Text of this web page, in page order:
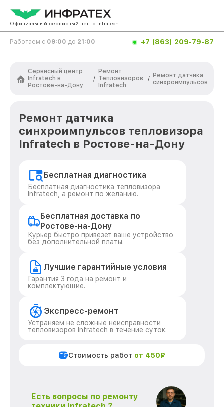
Официальный сервисный центр Infratech
Работаем с 09:00 до 21:00 +7 (863) 209-79-87
Сервисный центр
Infratech в
Ростове-на-Дону
/
Ремонт
Тепловизоров
Infratech
/ Ремонт датчика
синхроимпульсов
Ремонт датчика
синхроимпульсов тепловизора
Infratech в Ростове-на-Дону
Бесплатная диагностика
Бесплатная диагностика тепловизора
Infratech, а ремонт по желанию.
Бесплатная доставка по
Ростове-на-Дону
Курьер быстро привезет ваше устройство
без дополнительной платы.
Лучшие гарантийные условия
Гарантия 3 года на ремонт и
комплектующие.
Экспресс-ремонт
Устраняем не сложные неисправности
тепловизоров Infratech в течение суток.
Стоимость работ от 450₽
Есть вопросы по ремонту